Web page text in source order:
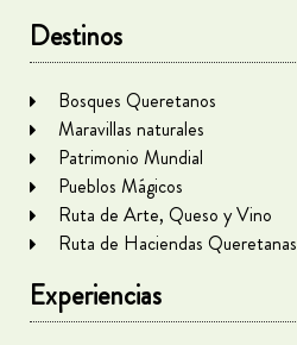
Destinos
Bosques Queretanos
Maravillas naturales
Patrimonio Mundial
Pueblos Mágicos
Ruta de Arte, Queso y Vino
Ruta de Haciendas Queretanas
Experiencias